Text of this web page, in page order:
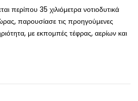
περίπου 35 χιλιόμετρα νοτιοδυτικά
παρουσίασε τις προηγούμενες
με εκπομπές τέφρας, αερίων και